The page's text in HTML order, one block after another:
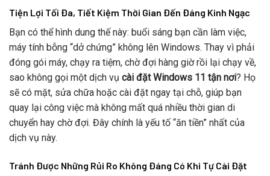
Tiện Lợi Tối Đa, Tiết Kiệm Thời Gian Đến Đáng Kinh Ngạc
Bạn có thể hình dung thế này: buổi sáng bạn cần làm việc,
máy tính bỗng “dở chứng” không lên Windows. Thay vì phải
đóng gói máy, chạy ra tiệm, chờ đợi hàng giờ rồi lại chạy về,
sao không gọi một dịch vụ cài đặt Windows 11 tận nơi? Họ
sẽ có mặt, sửa chữa hoặc cài đặt ngay tại chỗ, giúp bạn
quay lại công việc mà không mất quá nhiều thời gian di
chuyển hay chờ đợi. Đây chính là yếu tố “ăn tiền” nhất của
dịch vụ này.
Tránh Được Những Rủi Ro Không Đáng Có Khi Tự Cài Đặt